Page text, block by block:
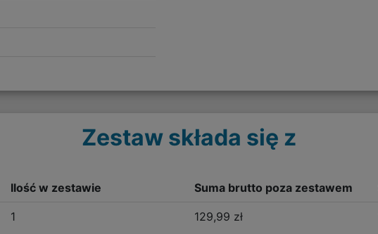
Zestaw składa się z
Ilość w zestawie Suma brutto poza zestawem
1 129,99 zł